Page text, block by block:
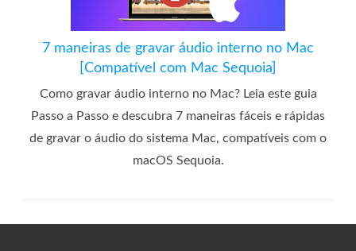
7 maneiras de gravar áudio interno no Mac
[Compatível com Mac Sequoia]
Como gravar áudio interno no Mac? Leia este guia
Passo a Passo e descubra 7 maneiras fáceis e rápidas
de gravar o áudio do sistema Mac, compatíveis com o
macOS Sequoia.